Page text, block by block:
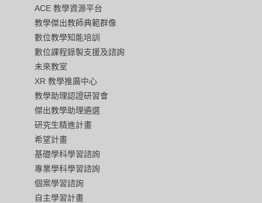
ACE 教學資源平台
教學傑出教師典範群像
數位教學知能培訓
數位課程錄製支援及諮詢
未來教室
XR 教學推廣中心
教學助理認證研習會
傑出教學助理遴選
研究生精進計畫
希望計畫
基礎學科學習諮詢
專業學科學習諮詢
個案學習諮詢
自主學習計畫